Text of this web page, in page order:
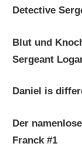
Detective
Blut und
Sergeant
Daniel is
Der
Franck #1